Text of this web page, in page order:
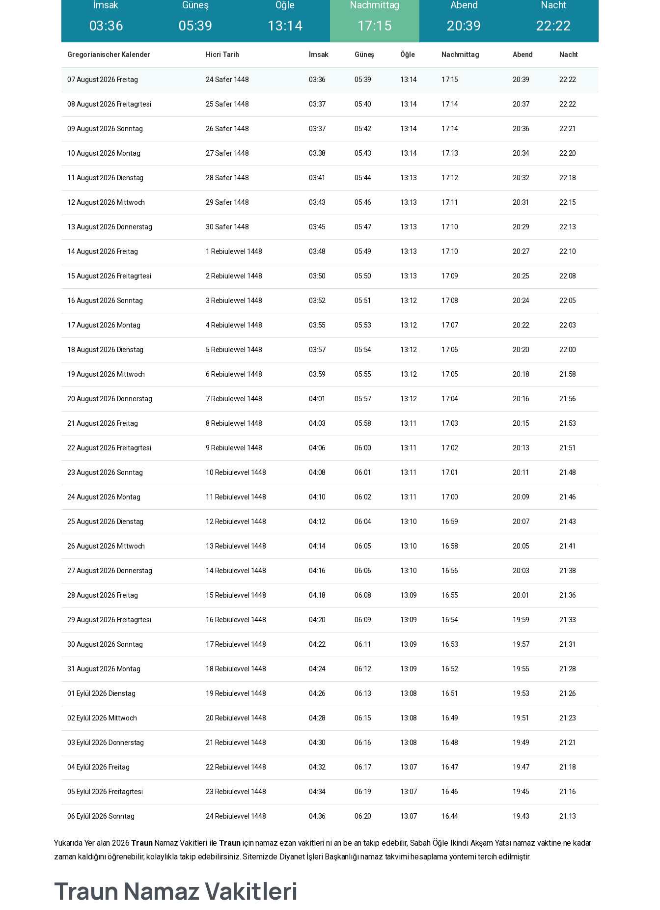
İmsak
03:36
Güneş
05:39
Öğle
13:14
Nachmittag
17:15
Abend
20:39
Nacht
22:22
Gregorianischer Kalender Hicri Tarih İmsak Güneş Öğle Nachmittag Abend Nacht
07 August 2026 Freitag 24 Safer 1448 03:36 05:39 13:14 17:15 20:39 22:22
08 August 2026 Freitagrtesi 25 Safer 1448 03:37 05:40 13:14 17:14 20:37 22:22
09 August 2026 Sonntag 26 Safer 1448 03:37 05:42 13:14 17:14 20:36 22:21
10 August 2026 Montag 27 Safer 1448 03:38 05:43 13:14 17:13 20:34 22:20
11 August 2026 Dienstag 28 Safer 1448 03:41 05:44 13:13 17:12 20:32 22:18
12 August 2026 Mittwoch 29 Safer 1448 03:43 05:46 13:13 17:11 20:31 22:15
13 August 2026 Donnerstag 30 Safer 1448 03:45 05:47 13:13 17:10 20:29 22:13
14 August 2026 Freitag 1 Rebiulevvel 1448 03:48 05:49 13:13 17:10 20:27 22:10
15 August 2026 Freitagrtesi 2 Rebiulevvel 1448 03:50 05:50 13:13 17:09 20:25 22:08
16 August 2026 Sonntag 3 Rebiulevvel 1448 03:52 05:51 13:12 17:08 20:24 22:05
17 August 2026 Montag 4 Rebiulevvel 1448 03:55 05:53 13:12 17:07 20:22 22:03
18 August 2026 Dienstag 5 Rebiulevvel 1448 03:57 05:54 13:12 17:06 20:20 22:00
19 August 2026 Mittwoch 6 Rebiulevvel 1448 03:59 05:55 13:12 17:05 20:18 21:58
20 August 2026 Donnerstag 7 Rebiulevvel 1448 04:01 05:57 13:12 17:04 20:16 21:56
21 August 2026 Freitag 8 Rebiulevvel 1448 04:03 05:58 13:11 17:03 20:15 21:53
22 August 2026 Freitagrtesi 9 Rebiulevvel 1448 04:06 06:00 13:11 17:02 20:13 21:51
23 August 2026 Sonntag 10 Rebiulevvel 1448 04:08 06:01 13:11 17:01 20:11 21:48
24 August 2026 Montag 11 Rebiulevvel 1448 04:10 06:02 13:11 17:00 20:09 21:46
25 August 2026 Dienstag 12 Rebiulevvel 1448 04:12 06:04 13:10 16:59 20:07 21:43
26 August 2026 Mittwoch 13 Rebiulevvel 1448 04:14 06:05 13:10 16:58 20:05 21:41
27 August 2026 Donnerstag 14 Rebiulevvel 1448 04:16 06:06 13:10 16:56 20:03 21:38
28 August 2026 Freitag 15 Rebiulevvel 1448 04:18 06:08 13:09 16:55 20:01 21:36
29 August 2026 Freitagrtesi 16 Rebiulevvel 1448 04:20 06:09 13:09 16:54 19:59 21:33
30 August 2026 Sonntag 17 Rebiulevvel 1448 04:22 06:11 13:09 16:53 19:57 21:31
31 August 2026 Montag 18 Rebiulevvel 1448 04:24 06:12 13:09 16:52 19:55 21:28
01 Eylül 2026 Dienstag 19 Rebiulevvel 1448 04:26 06:13 13:08 16:51 19:53 21:26
02 Eylül 2026 Mittwoch 20 Rebiulevvel 1448 04:28 06:15 13:08 16:49 19:51 21:23
03 Eylül 2026 Donnerstag 21 Rebiulevvel 1448 04:30 06:16 13:08 16:48 19:49 21:21
04 Eylül 2026 Freitag 22 Rebiulevvel 1448 04:32 06:17 13:07 16:47 19:47 21:18
05 Eylül 2026 Freitagrtesi 23 Rebiulevvel 1448 04:34 06:19 13:07 16:46 19:45 21:16
06 Eylül 2026 Sonntag 24 Rebiulevvel 1448 04:36 06:20 13:07 16:44 19:43 21:13
Yukarıda Yer alan 2026TraunNamaz Vakitleri ileTrauniçin namaz ezan vakitleri ni an be an takip edebilir, Sabah Öğle Ikindi Akşam Yatsı namaz vaktine ne kadar
zaman kaldığını öğrenebilir, kolaylıkla takip edebilirsiniz. Sitemizde Diyanet İşleri Başkanlığı namaz takvimi hesaplama yöntemi tercih edilmiştir.
Traun Namaz Vakitleri